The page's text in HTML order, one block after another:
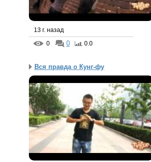
13 г. назад
0
0 0.0
Вся правда о Кунг-фу